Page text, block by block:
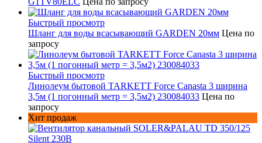
Быстрый просмотр
Шланг для воды всасывающий GARDEN 20мм Цена по
запросу
Быстрый просмотр
Линолеум бытовой TARKETT Force Canasta 3 ширина
3,5м (1 погонный метр = 3,5м2) 230084033 Цена по
запросу
Хит продаж